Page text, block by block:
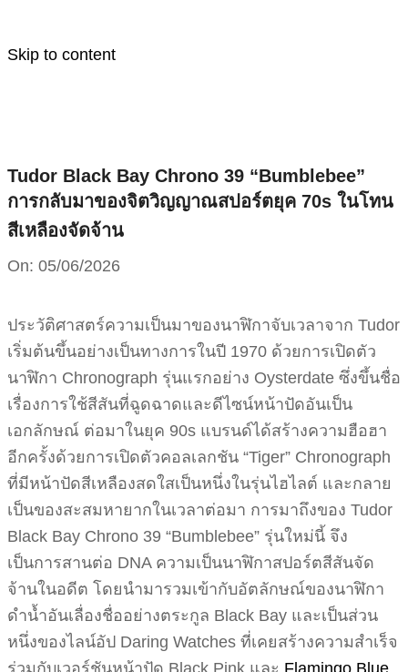
Skip to content
Tudor Black Bay Chrono 39 “Bumblebee”
การกลับมาของจิตวิญญาณสปอร์ตยุค 70s ในโทน
สีเหลืองจัดจ้าน
On: 05/06/2026
ประวัติศาสตร์ความเป็นมาของนาฬิกาจับเวลาจาก Tudor
เริ่มต้นขึ้นอย่างเป็นทางการในปี 1970 ด้วยการเปิดตัว
นาฬิกา Chronograph รุ่นแรกอย่าง Oysterdate ซึ่งขึ้นชื่อ
เรื่องการใช้สีสันที่ฉูดฉาดและดีไซน์หน้าปัดอันเป็น
เอกลักษณ์ ต่อมาในยุค 90s แบรนด์ได้สร้างความฮือฮา
อีกครั้งด้วยการเปิดตัวคอลเลกชัน “Tiger” Chronograph
ที่มีหน้าปัดสีเหลืองสดใสเป็นหนึ่งในรุ่นไฮไลต์ และกลาย
เป็นของสะสมหายากในเวลาต่อมา การมาถึงของ Tudor
Black Bay Chrono 39 “Bumblebee” รุ่นใหม่นี้ จึง
เป็นการสานต่อ DNA ความเป็นนาฬิกาสปอร์ตสีสันจัด
จ้านในอดีต โดยนำมารวมเข้ากับอัตลักษณ์ของนาฬิกา
ดำน้ำอันเลื่องชื่ออย่างตระกูล Black Bay และเป็นส่วน
หนึ่งของไลน์อัป Daring Watches ที่เคยสร้างความสำเร็จ